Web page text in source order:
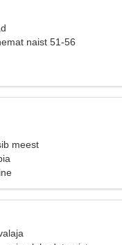
naist 51-56
meest